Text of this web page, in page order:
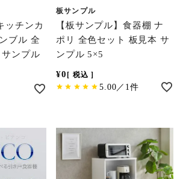
ッチンカ
ブル 全
ンプル
板サンプル
【板サンプル】食器棚 ナ
ポリ 全色セット 板見本 サ
ンプル 5×5
¥0 税込
5.00／1件